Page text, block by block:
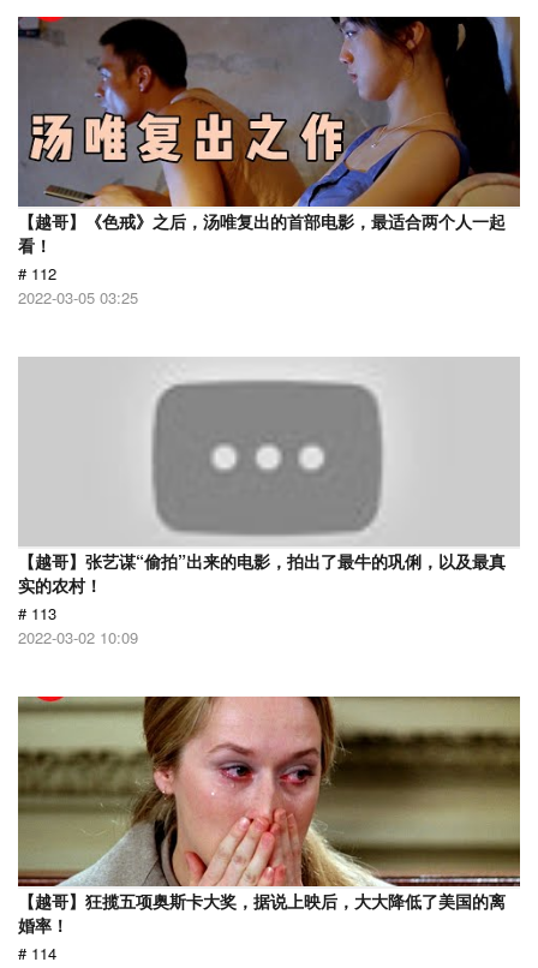
【越哥】《色戒》之后，汤唯复出的首部电影，最适合两个人一起
看！
# 112
2022-03-05 03:25
【越哥】张艺谋“偷拍”出来的电影，拍出了最牛的巩俐，以及最真
实的农村！
# 113
2022-03-02 10:09
【越哥】狂揽五项奥斯卡大奖，据说上映后，大大降低了美国的离
婚率！
# 114